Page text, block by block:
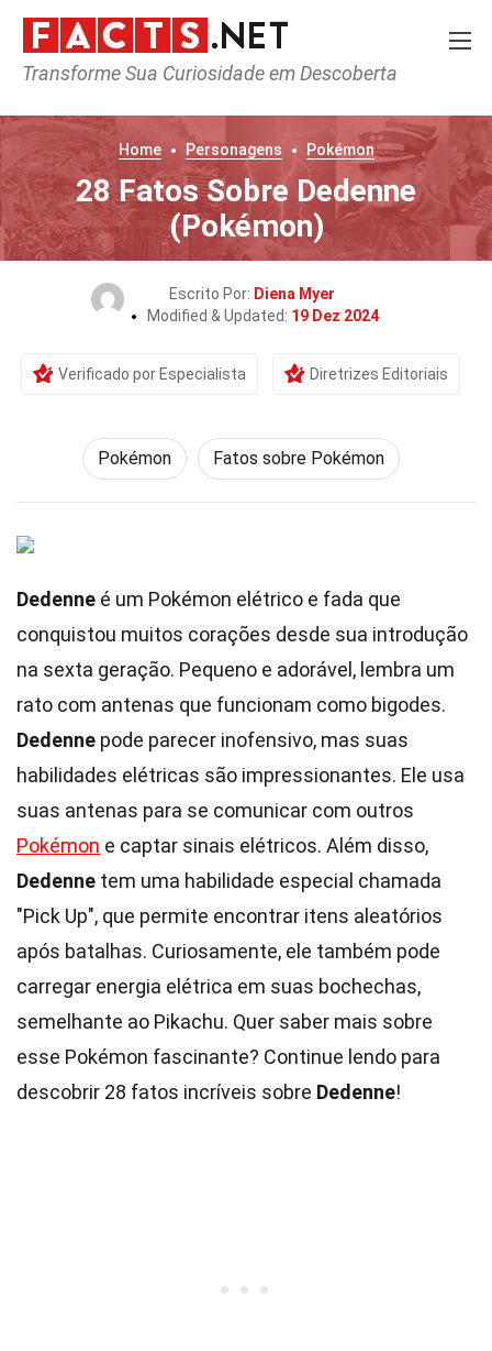
Transforme Sua Curiosidade em Descoberta
Home Personagens Pokémon
28 Fatos Sobre Dedenne
(Pokémon)
Escrito Por: Diena Myer
Modified & Updated: 19 Dez 2024
Verificado por Especialista Diretrizes Editoriais
Pokémon Fatos sobre Pokémon
Dedenne é um Pokémon elétrico e fada que
conquistou muitos corações desde sua introdução
na sexta geração. Pequeno e adorável, lembra um
rato com antenas que funcionam como bigodes.
Dedenne pode parecer inofensivo, mas suas
habilidades elétricas são impressionantes. Ele usa
suas antenas para se comunicar com outros
Pokémon e captar sinais elétricos. Além disso,
Dedenne tem uma habilidade especial chamada
"Pick Up", que permite encontrar itens aleatórios
após batalhas. Curiosamente, ele também pode
carregar energia elétrica em suas bochechas,
semelhante ao Pikachu. Quer saber mais sobre
esse Pokémon fascinante? Continue lendo para
descobrir 28 fatos incríveis sobre Dedenne!